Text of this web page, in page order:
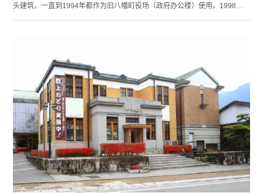
头建筑，一直到1994年都作为旧八幡町役场（政府办公楼）使用。1998
材烹饪的美味料理。在二楼设有大会议室“Kawasaki Hall”，这里会举办一些
体验活动，如被指定为国家重要无形民族文化的“郡上踊”体验教室等。 最
后，纪念馆还有自行车租赁服务，在充满历史感的城下町，骑自行车观光也
是一个不错的选择。